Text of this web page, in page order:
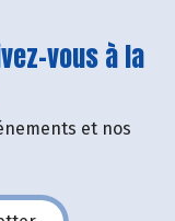
vous à la
et nos